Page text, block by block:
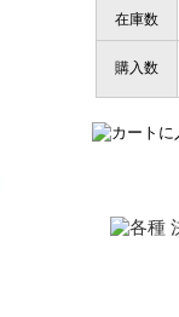
～４週間でのお届
けとなります。
遅れる場合があり
へ発注後のキャン
S・W 様
頂きとても安
様 （男性）
で一番信用出来
在庫数
購入数